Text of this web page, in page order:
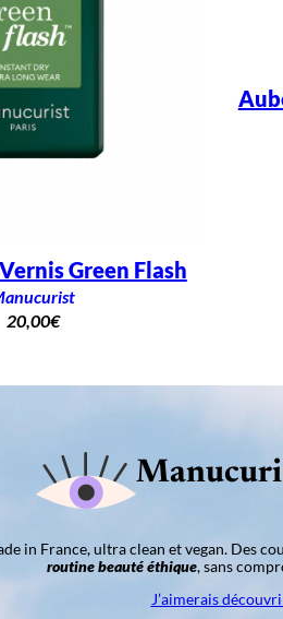
Green Flash
20,00€
in France, ultra clean et vegan. Des
routine beauté éthique, sans
J’aimerais